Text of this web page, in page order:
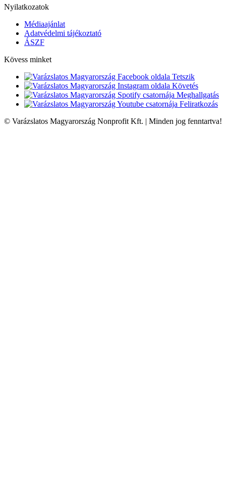
Nyilatkozatok
Médiaajánlat
Adatvédelmi tájékoztató
ÁSZF
Kövess minket
Tetszik
Követés
Meghallgatás
Feliratkozás
© Varázslatos Magyarország Nonprofit Kft. | Minden jog fenntartva!